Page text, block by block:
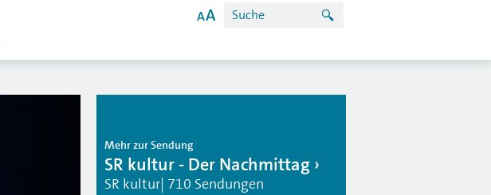
Mehr zur Sendung
SR kultur - Der Nachmittag
SR kultur| 710 Sendungen